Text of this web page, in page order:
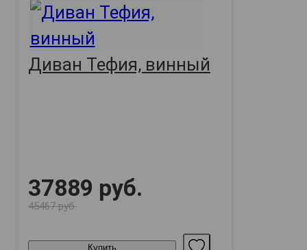
Диван Тефия, винный
37889 руб.
45467 руб.
Купить